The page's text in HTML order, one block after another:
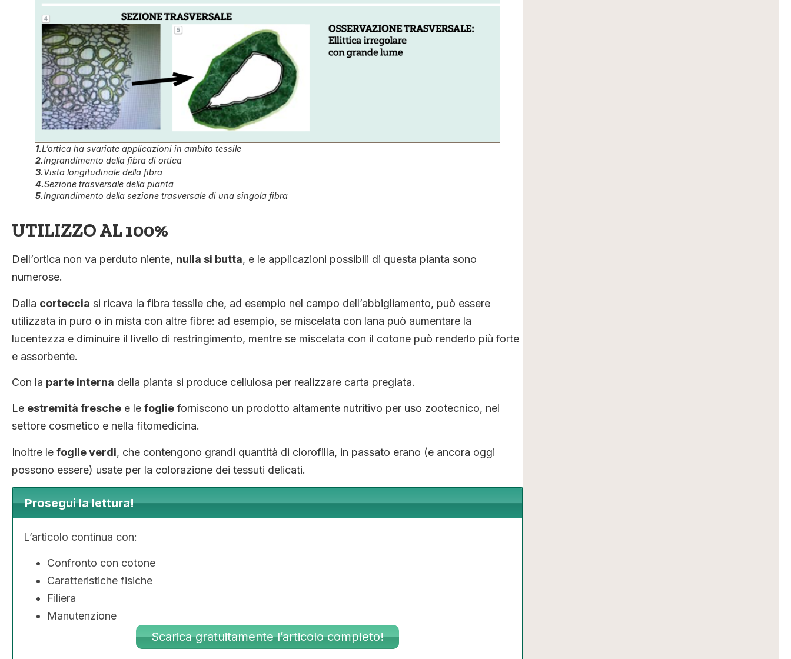
1.L’ortica ha svariate applicazioni in ambito tessile
2.Ingrandimento della fibra di ortica
3.Vista longitudinale della fibra
4.Sezione trasversale della pianta
5.Ingrandimento della sezione trasversale di una singola fibra
UTILIZZO AL 100%
Dell’ortica non va perduto niente, nulla si butta, e le applicazioni possibili di questa pianta sono
numerose.
Dalla corteccia si ricava la fibra tessile che, ad esempio nel campo dell’abbigliamento, può essere
utilizzata in puro o in mista con altre fibre: ad esempio, se miscelata con lana può aumentare la
lucentezza e diminuire il livello di restringimento, mentre se miscelata con il cotone può renderlo più forte
e assorbente.
Con la parte interna della pianta si produce cellulosa per realizzare carta pregiata.
Le estremità fresche e le foglie forniscono un prodotto altamente nutritivo per uso zootecnico, nel
settore cosmetico e nella fitomedicina.
Inoltre le foglie verdi, che contengono grandi quantità di clorofilla, in passato erano (e ancora oggi
possono essere) usate per la colorazione dei tessuti delicati.
Prosegui la lettura!
L’articolo continua con:
Confronto con cotone
Caratteristiche fisiche
Filiera
Manutenzione
Scarica gratuitamente l’articolo completo!